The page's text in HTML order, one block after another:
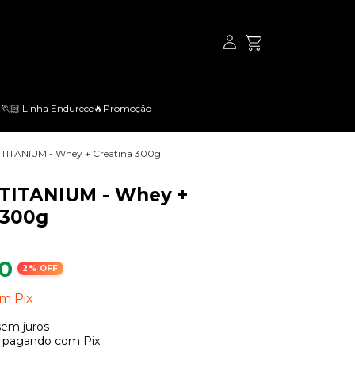
🏃🏻 Linha Endurece🔥Promoção
TITANIUM - Whey + Creatina 300g
- Whey +
2 % OFF
Pix
juros
pagando com Pix